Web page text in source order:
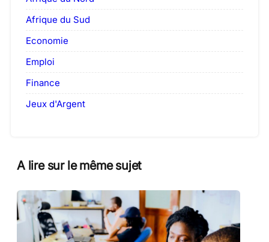
Afrique du Sud
Economie
Emploi
Finance
Jeux d'Argent
A lire sur le même sujet